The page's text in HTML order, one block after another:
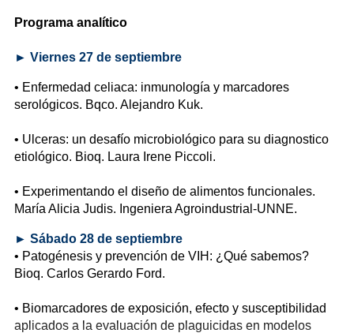
Programa analítico
► Viernes 27 de septiembre
• Enfermedad celiaca: inmunología y marcadores
serológicos. Bqco. Alejandro Kuk.
• Ulceras: un desafío microbiológico para su diagnostico
etiológico. Bioq. Laura Irene Piccoli.
• Experimentando el diseño de alimentos funcionales.
María Alicia Judis. Ingeniera Agroindustrial-UNNE.
► Sábado 28 de septiembre
• Patogénesis y prevención de VIH: ¿Qué sabemos?
Bioq. Carlos Gerardo Ford.
• Biomarcadores de exposición, efecto y susceptibilidad
aplicados a la evaluación de plaguicidas en modelos